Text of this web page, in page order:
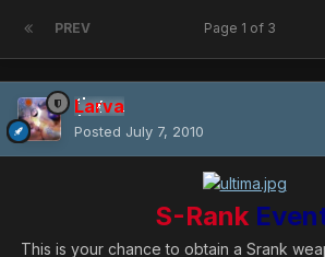
PREV Page 1 of 3
Larva
Posted July 7, 2010
S-Rank
This is your chance to obtain a Srank